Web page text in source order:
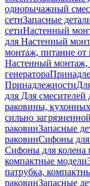
однорычажный
сетиЗапасные
сетиНастенный
для Настенный
монтаж, питание от
Настенный монтаж,
генератора
Принадлежности
для Для смесителей
раковины,
сильно
раковинЗапасные
раковинСифоны для
Сифоны для колена
компактные модели
патрубка,
раковинЗапасные